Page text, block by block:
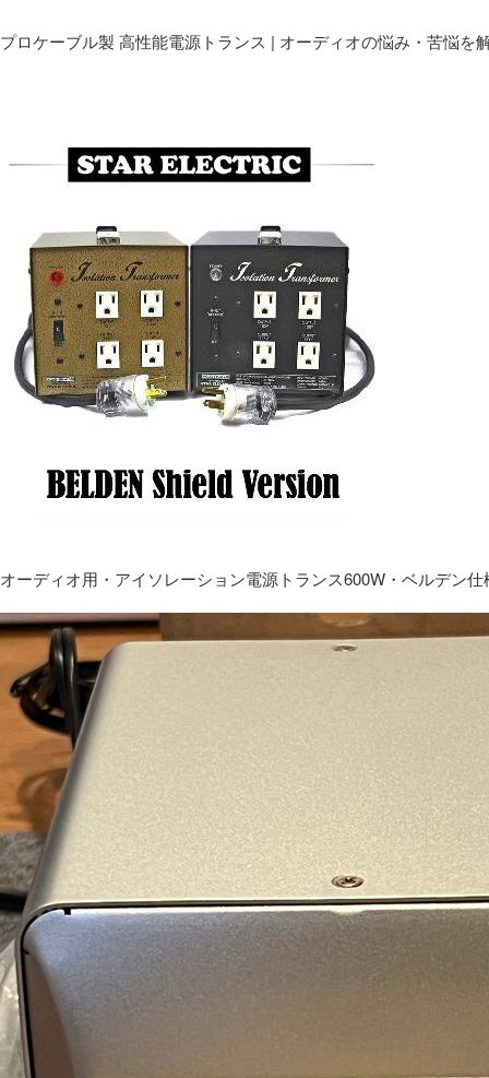
プロケーブル製 高性能電源トランス | オーディオの悩み・苦悩を
オーディオ用・アイソレーション電源トランス600W・ベルデン仕